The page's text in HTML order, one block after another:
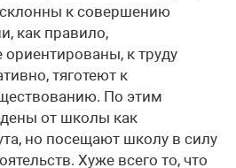
к совершению
как правило,
к труду
тяготеют к
По этим
от школы как
но посещают школу в силу
Хуже всего то, что